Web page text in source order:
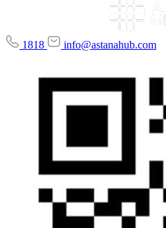
1818 info@astanahub.com